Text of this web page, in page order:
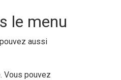
le menu
aussi
Vous pouvez